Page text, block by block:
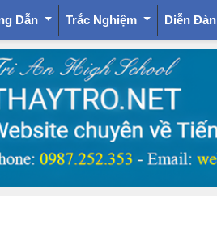
Dẫn Trắc Nghiệm Diễn Đàn